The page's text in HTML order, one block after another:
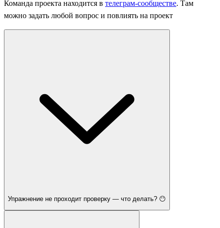
Команда проекта находится в телеграм-сообществе. Там
можно задать любой вопрос и повлиять на проект
Упражнение не проходит проверку — что делать? 😶